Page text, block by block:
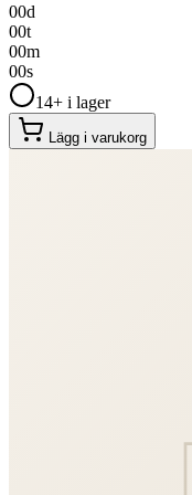
00d
00t
00m
00s
14+ i lager
Lägg i varukorg